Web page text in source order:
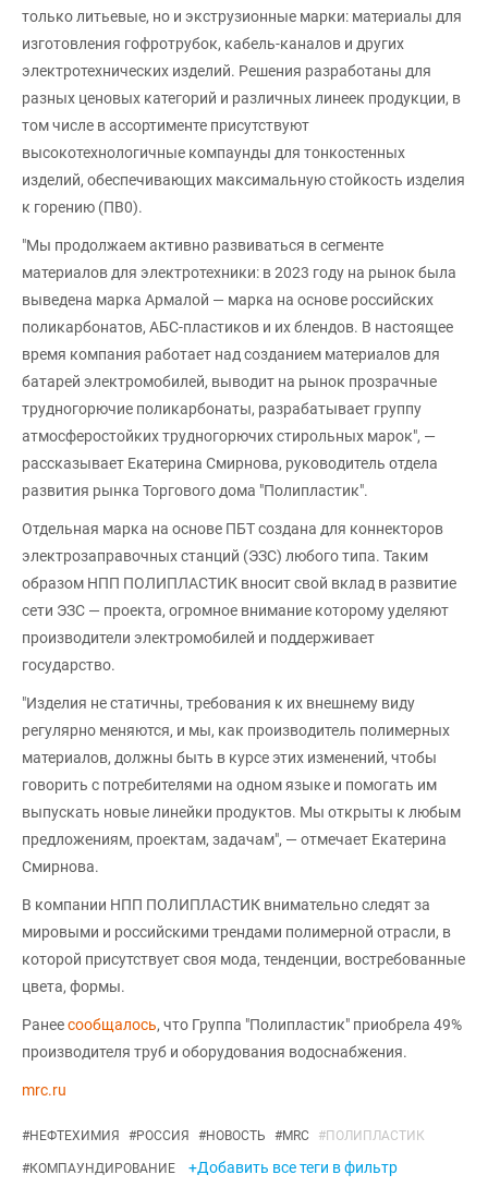
только литьевые, но и экструзионные марки: материалы для
изготовления гофротрубок, кабель-каналов и других
электротехнических изделий. Решения разработаны для
разных ценовых категорий и различных линеек продукции, в
том числе в ассортименте присутствуют
высокотехнологичные компаунды для тонкостенных
изделий, обеспечивающих максимальную стойкость изделия
к горению (ПВ0).
"Мы продолжаем активно развиваться в сегменте
материалов для электротехники: в 2023 году на рынок была
выведена марка Армалой — марка на основе российских
поликарбонатов, АБС-пластиков и их блендов. В настоящее
время компания работает над созданием материалов для
батарей электромобилей, выводит на рынок прозрачные
трудногорючие поликарбонаты, разрабатывает группу
атмосферостойких трудногорючих стирольных марок", —
рассказывает Екатерина Смирнова, руководитель отдела
развития рынка Торгового дома "Полипластик".
Отдельная марка на основе ПБТ создана для коннекторов
электрозаправочных станций (ЭЗС) любого типа. Таким
образом НПП ПОЛИПЛАСТИК вносит свой вклад в развитие
сети ЭЗС — проекта, огромное внимание которому уделяют
производители электромобилей и поддерживает
государство.
"Изделия не статичны, требования к их внешнему виду
регулярно меняются, и мы, как производитель полимерных
материалов, должны быть в курсе этих изменений, чтобы
говорить с потребителями на одном языке и помогать им
выпускать новые линейки продуктов. Мы открыты к любым
предложениям, проектам, задачам", — отмечает Екатерина
Смирнова.
В компании НПП ПОЛИПЛАСТИК внимательно следят за
мировыми и российскими трендами полимерной отрасли, в
которой присутствует своя мода, тенденции, востребованные
цвета, формы.
Ранеесообщалось, что Группа "Полипластик" приобрела 49%
производителя труб и оборудования водоснабжения.
mrc.ru
#НЕФТЕХИМИЯ #РОССИЯ #НОВОСТЬ #MRC #ПОЛИПЛАСТИК
#КОМПАУНДИРОВАНИЕ +Добавить все теги в фильтр